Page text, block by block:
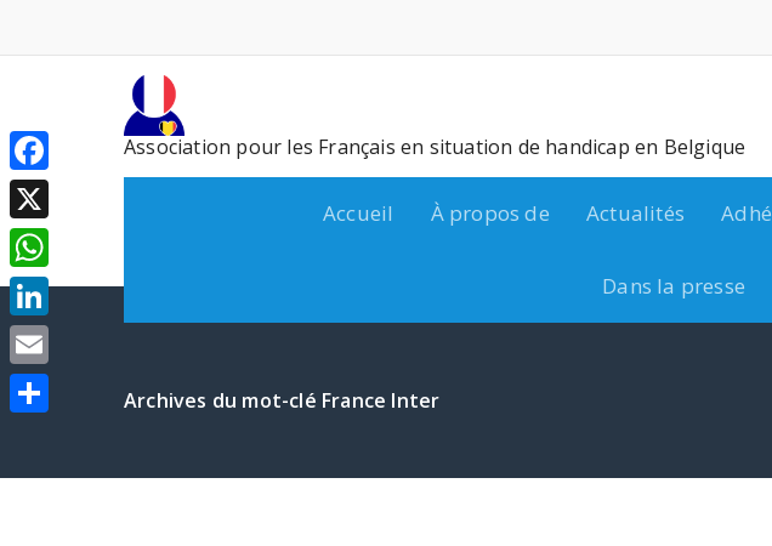
contenu
Association pour les Français en situation de handicap en Belgique
Accueil À propos de Actualités
Dans la presse
Archives du mot-clé France Inter
Facebook
X
WhatsApp
LinkedIn
Email